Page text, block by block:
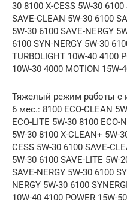
30 8100 X-CESS 5W-30
SAVE-CLEAN 5W-30 6100
5W-30 6100 SAVE-NERGY
6100 SYN-NERGY 5W-30
TURBOLIGHT 10W-40 4100
10W-30 4000 MOTION 15W-
Тяжелый режим работы с
6 мес.: 8100 ECO-CLEAN
ECO-LITE 5W-30 8100 ECO-
5W-30 8100 X-CLEAN+ 5W-
CESS 5W-30 6100 SAVE-
5W-30 6100 SAVE-LITE 5W-
SAVE-NERGY 5W-30 6100
NERGY 5W-30 6100
10W-40 4100 POWER 15W-